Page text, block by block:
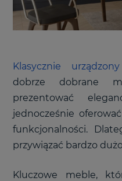
Klasycznie
dobrze dobrane
prezentować
jednocześnie
funkcjonalności.
przywiązać bardzo
Kluczowe meble,